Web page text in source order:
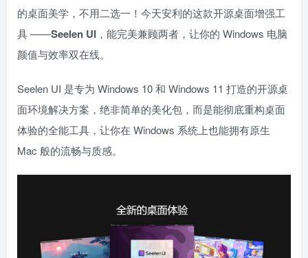
的桌面美学，不用二选一！今天安利的这款开源桌面增强工
具 ——Seelen UI ，能完美兼顾两者，让你的 Windows 电脑
颜值与效率双在线。
Seelen UI 是专为 Windows 10 和 Windows 11 打造的开源桌
面环境解决方案，绝非简单的美化包，而是能彻底重构桌面
体验的全能工具，让你在 Windows 系统上也能拥有原生
Mac 般的流畅与质感。